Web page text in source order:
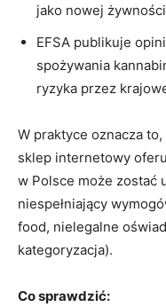
jako nowej
EFSA publikuje
spożywania
ryzyka przez
W praktyce oznacza
sklep internetowy
w Polsce może zostać
niespełniający
food, nielegalne
kategoryzacja).
Co sprawdzić: